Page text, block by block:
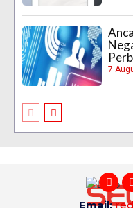
7
Email: